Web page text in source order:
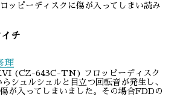
ッピーディスクに傷が入ってしまい読み
チ
理
(CZ-643C-TN) フロッピーディスク
シュルシュルと目立つ回転音が発生し、
が入ってしまいました。その場合FDDの